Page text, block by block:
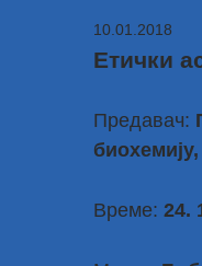
10.01.2018
Етички
Предавач:
Време: 24.